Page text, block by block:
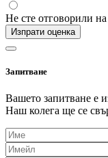
Не сте отговорили
Изпрати оценка
Запитване
Вашето запитване е
Наш колега ще се